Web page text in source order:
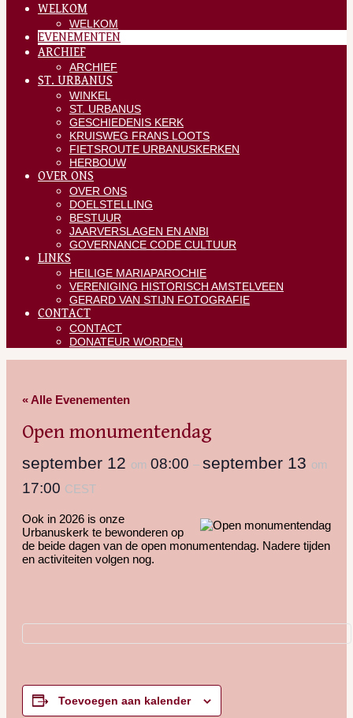
Menu
WELKOM
WELKOM
EVENEMENTEN
ARCHIEF
ARCHIEF
ST. URBANUS
WINKEL
ST. URBANUS
GESCHIEDENIS KERK
KRUISWEG FRANS LOOTS
FIETSROUTE URBANUSKERKEN
HERBOUW
OVER ONS
OVER ONS
DOELSTELLING
BESTUUR
JAARVERSLAGEN EN ANBI
GOVERNANCE CODE CULTUUR
LINKS
HEILIGE MARIAPAROCHIE
VERENIGING HISTORISCH AMSTELVEEN
GERARD VAN STIJN FOTOGRAFIE
CONTACT
CONTACT
DONATEUR WORDEN
« Alle Evenementen
Open monumentendag
september 12 om 08:00 – september 13 om
17:00 CEST
Ook in 2026 is onze
Urbanuskerk te bewonderen op
de beide dagen van de open monumentendag. Nadere tijden
en activiteiten volgen nog.
Toevoegen aan kalender